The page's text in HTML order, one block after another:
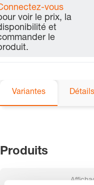
vous
voir le prix, la
et
le
Variantes Détails
Produits